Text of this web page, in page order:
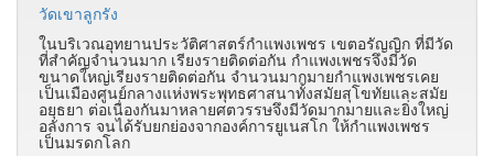
วัดเขาลูกรัง
ในบริเวณอุทยานประวัติศาสตร์กำแพงเพชร เขตอรัญญิก ที่มีวัด
ที่สำคัญจำนวนมาก เรียงรายติดต่อกัน กำแพงเพชรจึงมีวัด
ขนาดใหญ่เรียงรายติดต่อกัน จำนวนมากมายกำแพงเพชรเคย
เป็นเมืองศูนย์กลางแห่งพระพุทธศาสนาทั้งสมัยสุโขทัยและสมัย
อยุธยา ต่อเนื่องกันมาหลายศตวรรษจึงมีวัดมากมายและยิ่งใหญ่
อลังการ จนได้รับยกย่องจากองค์การยูเนสโก ให้กำแพงเพชร
เป็นมรดกโลก